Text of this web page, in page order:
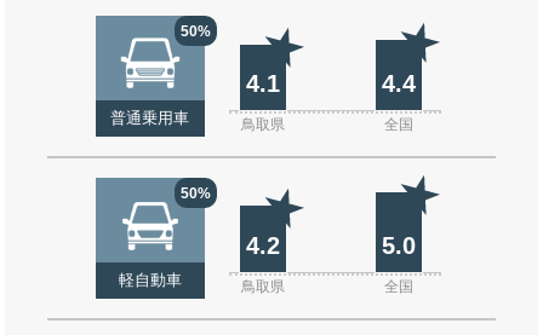
50%
普通乗用車
4.1 4.4
鳥取県 全国
50%
軽自動車
4.2 5.0
鳥取県 全国